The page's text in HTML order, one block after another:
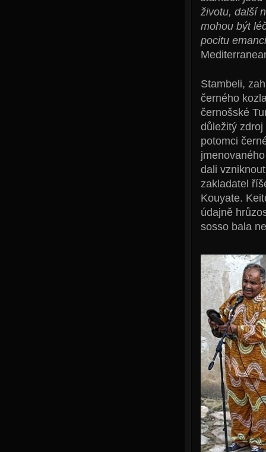
životu, další
mohou být
pocitu
Stambeli,
černého
černošské
důležitý
potomci
dali
zakladatel
Kouyate.
údajně
sosso bala